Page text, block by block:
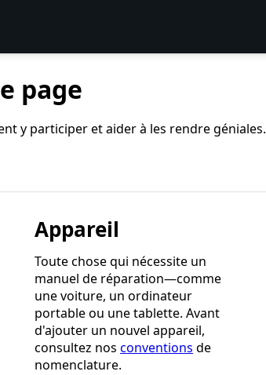
page
y participer et aider à les rendre géniales.
Appareil
Toute chose qui nécessite un
manuel de réparation—comme
une voiture, un ordinateur
portable ou une tablette. Avant
d'ajouter un nouvel appareil,
consultez nos conventions de
nomenclature.